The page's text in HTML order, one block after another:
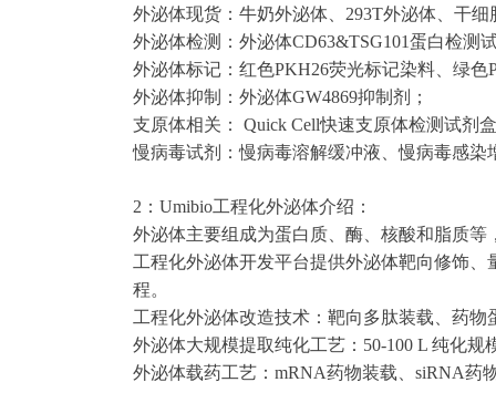
外泌体现货：牛奶外泌体、293T外泌体、干
外泌体检测：外泌体CD63&TSG101蛋白检测
外泌体标记：红色PKH26荧光标记染料、绿
外泌体抑制：外泌体GW4869抑制剂；
支原体相关： Quick Cell快速支原体检测试剂
慢病毒试剂：慢病毒溶解缓冲液、慢病毒感染
2：Umibio工程化外泌体介绍：
外泌体主要组成为蛋白质、酶、核酸和脂质
工程化外泌体开发平台提供外泌体靶向修饰
程。
工程化外泌体改造技术：靶向多肽装载、药物
外泌体大规模提取纯化工艺：50-100 L 纯化
外泌体载药工艺：mRNA药物装载、siRNA药